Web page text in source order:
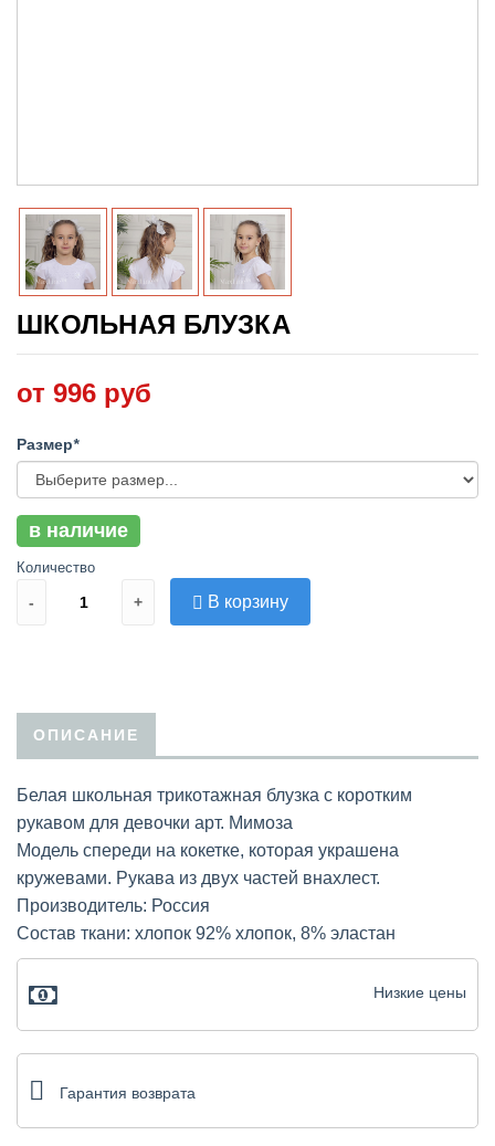
ШКОЛЬНАЯ БЛУЗКА
от 996 руб
Размер*
в наличие
Количество
- + В корзину
ОПИСАНИЕ
Белая школьная трикотажная блузка с коротким
рукавом для девочки арт. Мимоза
Модель спереди на кокетке, которая украшена
кружевами. Рукава из двух частей внахлест.
Производитель: Россия
Состав ткани: хлопок 92% хлопок, 8% эластан
Низкие цены
Гарантия возврата